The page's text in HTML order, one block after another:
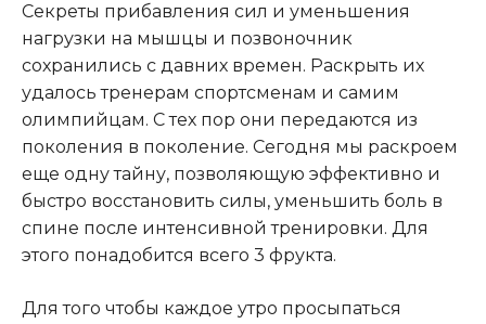
Секреты прибавления сил и уменьшения
нагрузки на мышцы и позвоночник
сохранились с давних времен. Раскрыть их
удалось тренерам спортсменам и самим
олимпийцам. С тех пор они передаются из
поколения в поколение. Сегодня мы раскроем
еще одну тайну, позволяющую эффективно и
быстро восстановить силы, уменьшить боль в
спине после интенсивной тренировки. Для
этого понадобится всего 3 фрукта.
Для того чтобы каждое утро просыпаться